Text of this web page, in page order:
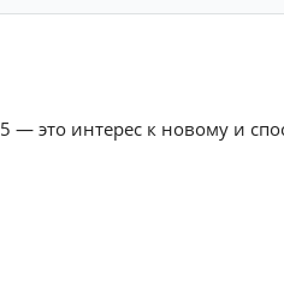
— это интерес к новому и